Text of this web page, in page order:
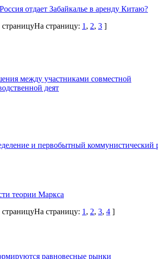
отдает Забайкалье в аренду Китаю?
На страницу: 1 , 2, 3 ]
между участниками совместной
деят
и первобытный коммунистический
теории Маркса
На страницу: 1 , 2, 3, 4 ]
равновесные рынки